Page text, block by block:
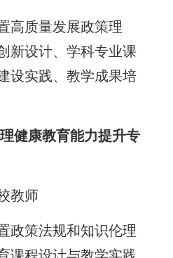
高质量发展政策理
新设计、学科专业课
设实践、教学成果培
健康教育能力提升专
教师
政策法规和知识伦理